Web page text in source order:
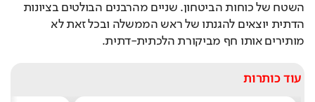
השטח של כוחות הביטחון. שניים מהרבנים הבולטים בציונות
הדתית יוצאים להגנתו של ראש הממשלה ובכל זאת לא
מותירים אותו חף מביקורת הלכתית-דתית.
עוד כותרות